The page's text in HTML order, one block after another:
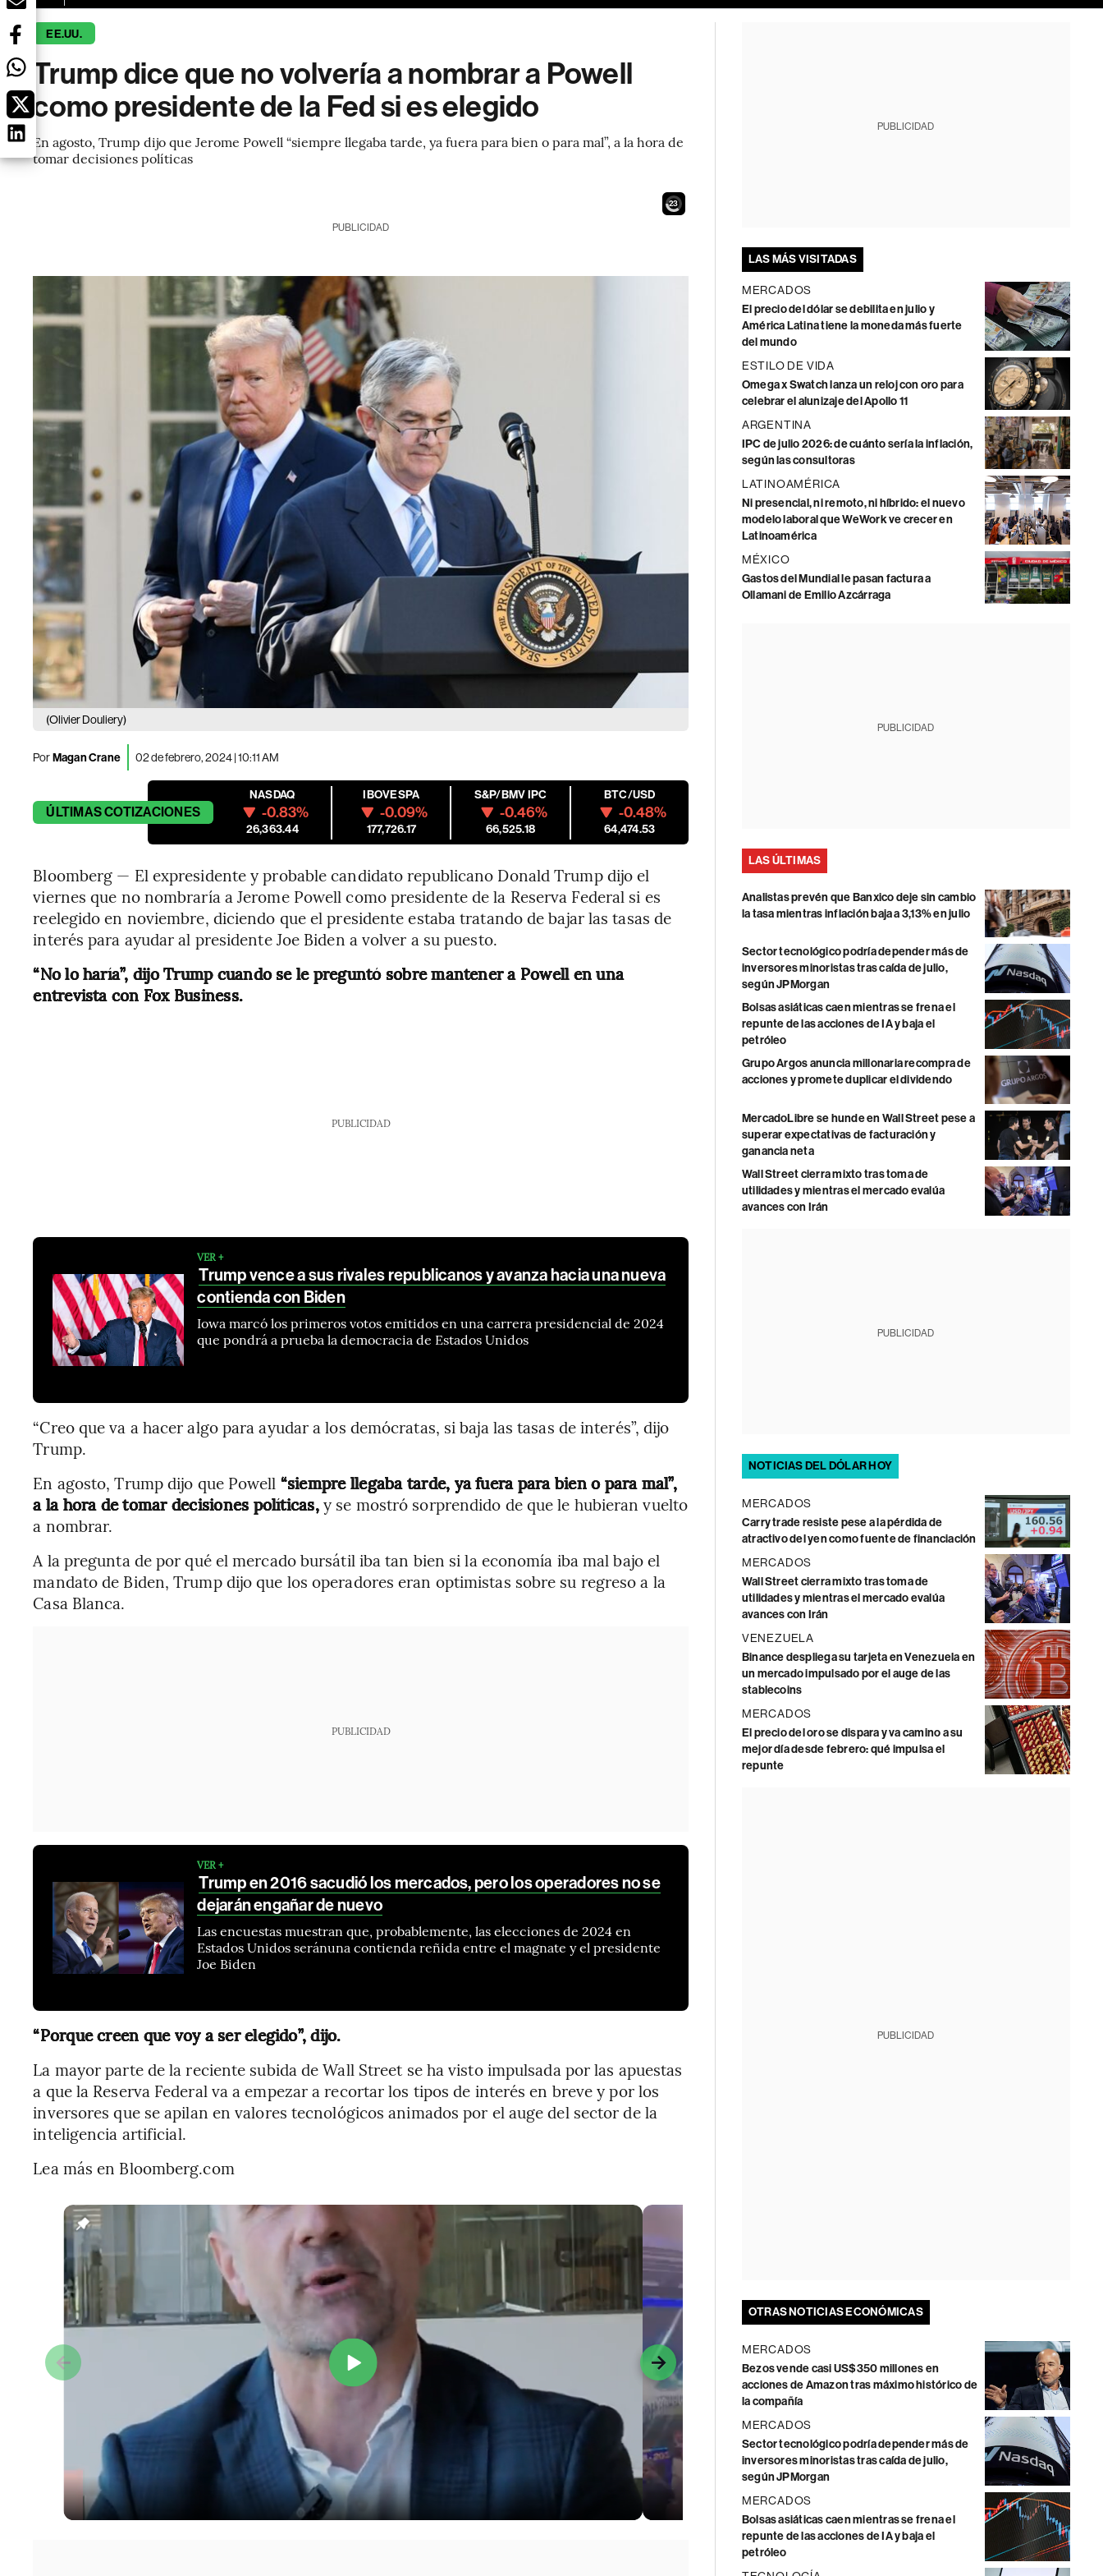
EE.UU.
Trump dice que no volvería a nombrar a Powell
como presidente de la Fed si es elegido
En agosto, Trump dijo que Jerome Powell “siempre llegaba tarde, ya fuera para bien o para mal”, a la hora de
tomar decisiones políticas
21
PUBLICIDAD
(Olivier Douliery)
PorMagan Crane 02 de febrero, 2024 | 10:11 AM
ÚLTIMASCOTIZACIONES
NASDAQ
-0.83%
26,363.44
IBOVESPA
-0.09%
177,726.17
S&P/BMV IPC
-0.46%
66,525.18
BTC/USD
-0.48%
64,474.53
Bloomberg — El expresidente y probable candidato republicano Donald Trump dijo el
viernes que no nombraría a Jerome Powell como presidente de la Reserva Federal si es
reelegido en noviembre, diciendo que el presidente estaba tratando de bajar las tasas de
interés para ayudar al presidente Joe Biden a volver a su puesto.
“No lo haría”, dijo Trump cuando se le preguntó sobre mantener a Powell en una
entrevista con Fox Business.
PUBLICIDAD
VER +
Trump vence a sus rivales republicanos y avanza hacia una nueva
contienda con Biden
Iowa marcó los primeros votos emitidos en una carrera presidencial de 2024
que pondrá a prueba la democracia de Estados Unidos
“Creo que va a hacer algo para ayudar a los demócratas, si baja las tasas de interés”, dijo
Trump.
En agosto, Trump dijo que Powell “siempre llegaba tarde, ya fuera para bien o para mal”,
a la hora de tomar decisiones políticas,y se mostró sorprendido de que le hubieran vuelto
a nombrar.
A la pregunta de por qué el mercado bursátil iba tan bien si la economía iba mal bajo el
mandato de Biden, Trump dijo que los operadores eran optimistas sobre su regreso a la
Casa Blanca.
PUBLICIDAD
VER +
Trump en 2016 sacudió los mercados, pero los operadores no se
dejarán engañar de nuevo
Las encuestas muestran que, probablemente, las elecciones de 2024 en
Estados Unidos seránuna contienda reñida entre el magnate y el presidente
Joe Biden
“Porque creen que voy a ser elegido”, dijo.
La mayor parte de la reciente subida de Wall Street se ha visto impulsada por las apuestas
a que la Reserva Federal va a empezar a recortar los tipos de interés en breve y por los
inversores que se apilan en valores tecnológicos animados por el auge del sector de la
inteligencia artificial.
Lea más en Bloomberg.com
PUBLICIDAD
LAS MÁS VISITADAS
MERCADOS
El precio del dólar se debilita en julio y
América Latina tiene la moneda más fuerte
del mundo
ESTILO DE VIDA
Omega x Swatch lanza un reloj con oro para
celebrar el alunizaje del Apollo 11
ARGENTINA
IPC de julio 2026: de cuánto sería la inflación,
según las consultoras
LATINOAMÉRICA
Ni presencial, ni remoto, ni híbrido: el nuevo
modelo laboral que WeWork ve crecer en
Latinoamérica
MÉXICO
Gastos del Mundial le pasan factura a
Ollamani de Emilio Azcárraga
PUBLICIDAD
LAS ÚLTIMAS
Analistas prevén que Banxico deje sin cambio
la tasa mientras inflación baja a 3,13% en julio
Sector tecnológico podría depender más de
inversores minoristas tras caída de julio,
según JPMorgan
Bolsas asiáticas caen mientras se frena el
repunte de las acciones de IA y baja el
petróleo
Grupo Argos anuncia millonaria recompra de
acciones y promete duplicar el dividendo
MercadoLibre se hunde en Wall Street pese a
superar expectativas de facturación y
ganancia neta
Wall Street cierra mixto tras toma de
utilidades y mientras el mercado evalúa
avances con Irán
PUBLICIDAD
NOTICIAS DEL DÓLAR HOY
MERCADOS
Carry trade resiste pese a la pérdida de
atractivo del yen como fuente de financiación
MERCADOS
Wall Street cierra mixto tras toma de
utilidades y mientras el mercado evalúa
avances con Irán
VENEZUELA
Binance despliega su tarjeta en Venezuela en
un mercado impulsado por el auge de las
stablecoins
MERCADOS
El precio del oro se dispara y va camino a su
mejor día desde febrero: qué impulsa el
repunte
PUBLICIDAD
OTRAS NOTICIAS ECONÓMICAS
MERCADOS
Bezos vende casi US$350 millones en
acciones de Amazon tras máximo histórico de
la compañía
MERCADOS
Sector tecnológico podría depender más de
inversores minoristas tras caída de julio,
según JPMorgan
MERCADOS
Bolsas asiáticas caen mientras se frena el
repunte de las acciones de IA y baja el
petróleo